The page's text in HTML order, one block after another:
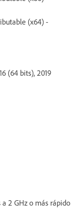
(x64) -
(64 bits), 2019
2 GHz o más rápido